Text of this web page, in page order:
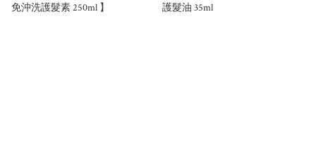
免沖洗護髮素 250ml 】
護髮油 35ml